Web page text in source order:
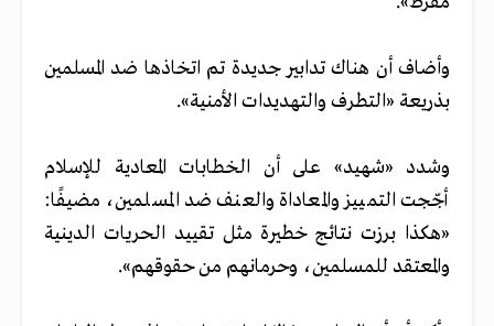
وأضاف أن هناك تدابير جديدة تم اتخاذها ضد المسلمين
بذريعة «التطرف والتهديدات الأمنية».
وشدد «شهيد» على أن الخطابات المعادية للإسلام
أجّجت التمييز والمعاداة والعنف ضد المسلمين، مضيفًا:
«هكذا برزت نتائج خطيرة مثل تقييد الحريات الدينية
والمعتقد للمسلمين، وحرمانهم من حقوقهم».